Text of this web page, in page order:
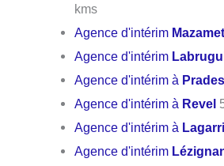
kms
Agence d'intérim Mazamet
Agence d'intérim
Agence d'intérim à Prades
Agence d'intérim à Revel
Agence d'intérim à
Agence d'intérim